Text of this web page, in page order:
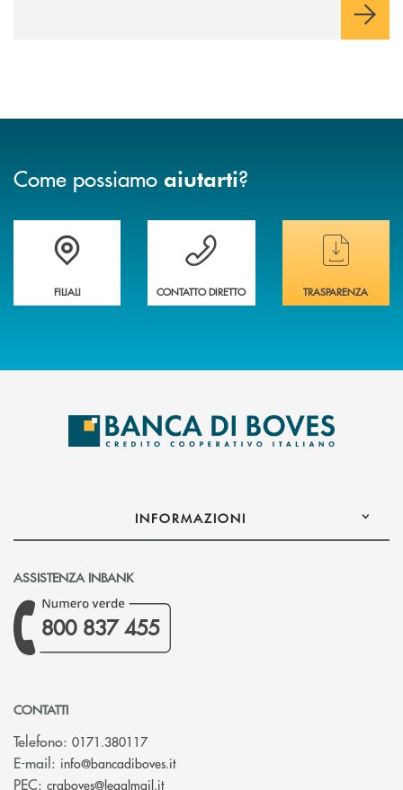
Come possiamo aiutarti?
Trova la filiale&nbsp; più vicina a te
FILIALI
Hai bisogno di assistenza immediata ?
CONTATTO DIRETTO
Hai bisogno di
TRASPARENZA
INFORMAZIONI
ASSISTENZA INBANK
800 837 455
CONTATTI
Telefono: 0171.380117
E-mail: info@bancadiboves.it(si apre l’app di posta elettronica)
PEC: craboves@legalmail.it(si apre l’app di posta elettronica)